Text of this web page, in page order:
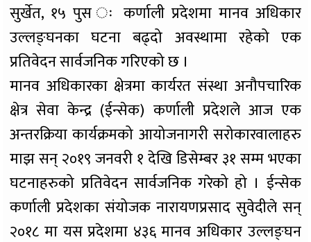
सुर्खेत, १५ पुस ः कर्णाली प्रदेशमा मानव अधिकार
उल्लङ्घनका घटना बढ्दो अवस्थामा रहेको एक
प्रतिवेदन सार्वजनिक गरिएको छ ।
मानव अधिकारका क्षेत्रमा कार्यरत संस्था अनौपचारिक
क्षेत्र सेवा केन्द्र (ईन्सेक) कर्णाली प्रदेशले आज एक
अन्तरक्रिया कार्यक्रमको आयोजनागरी सरोकारवालाहरु
माझ सन् २०१९ जनवरी १ देखि डिसेम्बर ३१ सम्म भएका
घटनाहरुको प्रतिवेदन सार्वजनिक गरेको हो । ईन्सेक
कर्णाली प्रदेशका संयोजक नारायणप्रसाद सुवेदीले सन्
२०१८ मा यस प्रदेशमा ४३६ मानव अधिकार उल्लङ्घन